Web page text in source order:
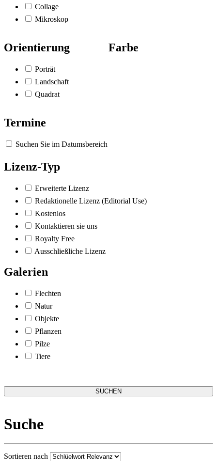
Collage
Mikroskop
Orientierung
Porträt
Landschaft
Quadrat
Farbe
Termine
Suchen Sie im Datumsbereich
Lizenz-Typ
Erweiterte Lizenz
Redaktionelle Lizenz (Editorial Use)
Kostenlos
Kontaktieren sie uns
Royalty Free
Ausschließliche Lizenz
Galerien
Flechten
Natur
Objekte
Pflanzen
Pilze
Tiere
Suche
Sortieren nach